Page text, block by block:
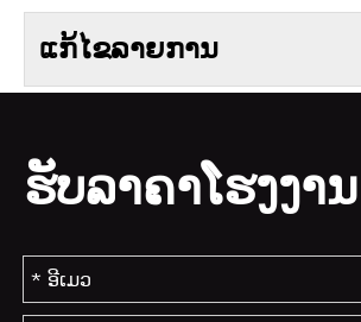
ແກ້ໄຂລາຍການ
ຮັບລາຄາໂຮງງານ